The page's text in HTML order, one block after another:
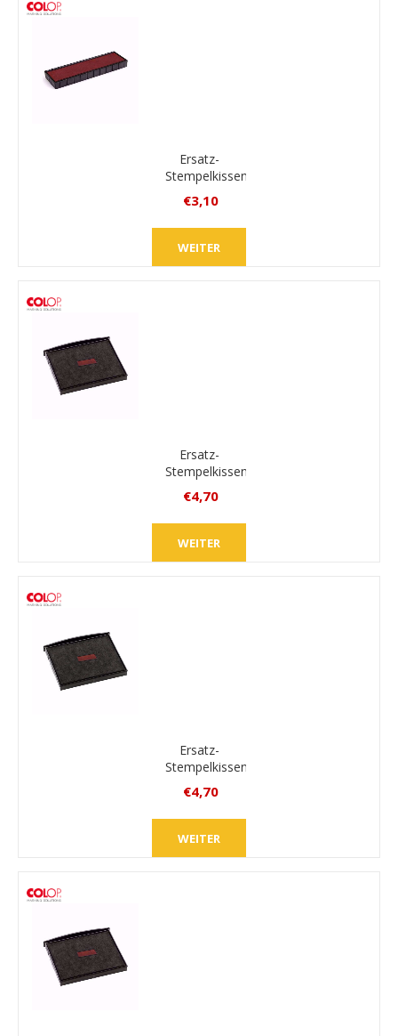
Ersatz-
Stempelkissen
Colop E/25
€3,10
zzgl.
WEITER
Ersatz-
Stempelkissen
Colop
E/2600
€4,70
zzgl.
WEITER
Ersatz-
Stempelkissen
Colop
E/2600/2
€4,70
zzgl.
WEITER